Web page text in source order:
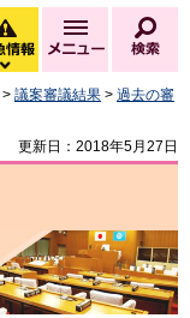
緊急情報
緊急情報を開く
メニュー
> 議案審議結果 > 過去の審
更新日：2018年5月27日